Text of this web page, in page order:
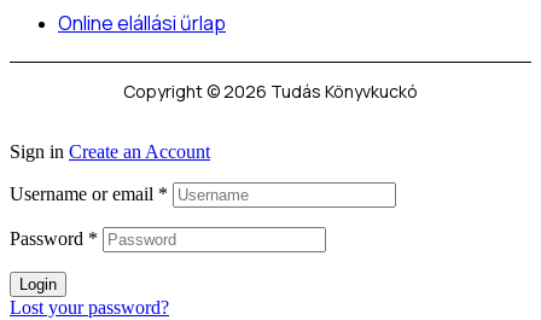
Online elállási űrlap
Copyright © 2026 Tudás Könyvkuckó
Sign in Create an Account
Username or email *
Password *
Login
Lost your password?